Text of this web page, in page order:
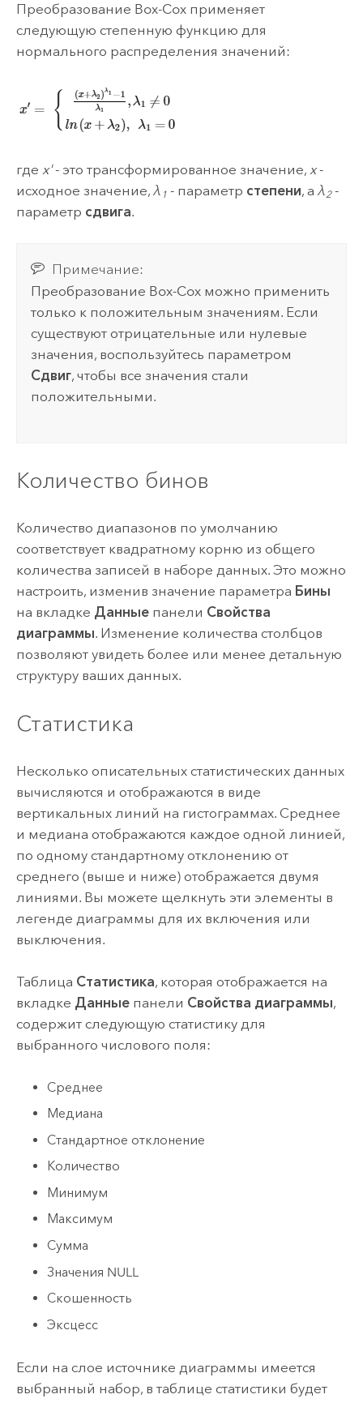
Преобразование Box-Cox применяет
следующую степенную функцию для
нормального распределения значений:
где x'- это трансформированное значение, x-
исходное значение, λ 1- параметр степени, а λ2-
параметр сдвига.
Примечание:
Преобразование Box-Cox можно применить
только к положительным значениям. Если
существуют отрицательные или нулевые
значения, воспользуйтесь параметром
Сдвиг, чтобы все значения стали
положительными.
Количество бинов
Количество диапазонов по умолчанию
соответствует квадратному корню из общего
количества записей в наборе данных. Это можно
настроить, изменив значение параметра Бины
на вкладке Данныепанели Свойства
диаграммы. Изменение количества столбцов
позволяют увидеть более или менее детальную
структуру ваших данных.
Статистика
Несколько описательных статистических данных
вычисляются и отображаются в виде
вертикальных линий на гистограммах. Среднее
и медиана отображаются каждое одной линией,
по одному стандартному отклонению от
среднего (выше и ниже) отображается двумя
линиями. Вы можете щелкнуть эти элементы в
легенде диаграммы для их включения или
выключения.
Таблица Статистика, которая отображается на
вкладке Данныепанели Свойства диаграммы,
содержит следующую статистику для
выбранного числового поля:
Среднее
Медиана
Стандартное отклонение
Количество
Минимум
Максимум
Сумма
Значения NULL
Скошенность
Эксцесс
Если на слое источнике диаграммы имеется
выбранный набор, в таблице статистики будет